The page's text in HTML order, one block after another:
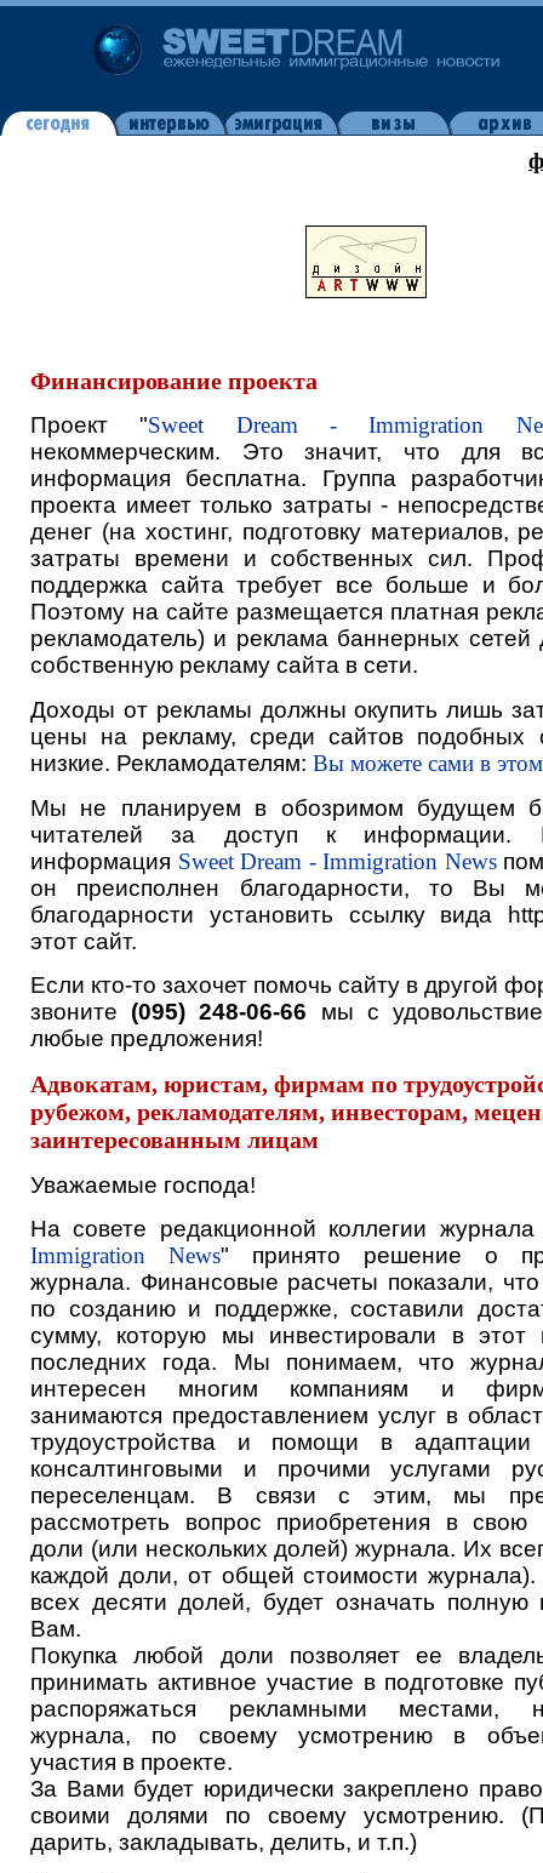
Финансирование проекта
Проект "Sweet Dream - Immigration
некоммерческим. Это значит, что для
информация бесплатна. Группа
проекта имеет только затраты -
денег (на хостинг, подготовку материалов,
затраты времени и собственных сил.
поддержка сайта требует все больше и
Поэтому на сайте размещается платная
рекламодатель) и реклама баннерных
собственную рекламу сайта в сети.
Доходы от рекламы должны окупить лишь
цены на рекламу, среди сайтов подобных
низкие. Рекламодателям: Вы можете сами в
Мы не планируем в обозримом будущем
читателей за доступ к информации.
информация Sweet Dream - Immigration News
он преисполнен благодарности, то Вы
благодарности установить ссылку вида
этот сайт.
Если кто-то захочет помочь сайту в другой
звоните (095) 248-06-66 мы с
любые предложения!
Адвокатам, юристам, фирмам по
рубежом, рекламодателям, инвесторам,
заинтересованным лицам
Уважаемые господа!
На совете редакционной коллегии
Immigration News" принято решение о
журнала. Финансовые расчеты показали,
по созданию и поддержке, составили
сумму, которую мы инвестировали в этот
последних года. Мы понимаем, что
интересен многим компаниям и
занимаются предоставлением услуг в
трудоустройства и помощи в адаптации
консалтинговыми и прочими услугами
переселенцам. В связи с этим, мы
рассмотреть вопрос приобретения в свою
доли (или нескольких долей) журнала. Их
каждой доли, от общей стоимости
всех десяти долей, будет означать полную
Вам.
Покупка любой доли позволяет ее
принимать активное участие в подготовке
распоряжаться рекламными местами,
журнала, по своему усмотрению в
участия в проекте.
За Вами будет юридически закреплено
своими долями по своему усмотрению.
дарить, закладывать, делить, и т.п.)